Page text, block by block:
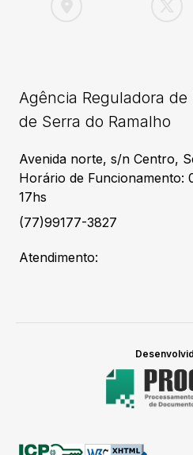
Agência Reguladora de
de Serra do Ramalho
Avenida norte, s/n Centro,
Horário de Funcionamento:
17hs
(77)99177-3827
Atendimento: